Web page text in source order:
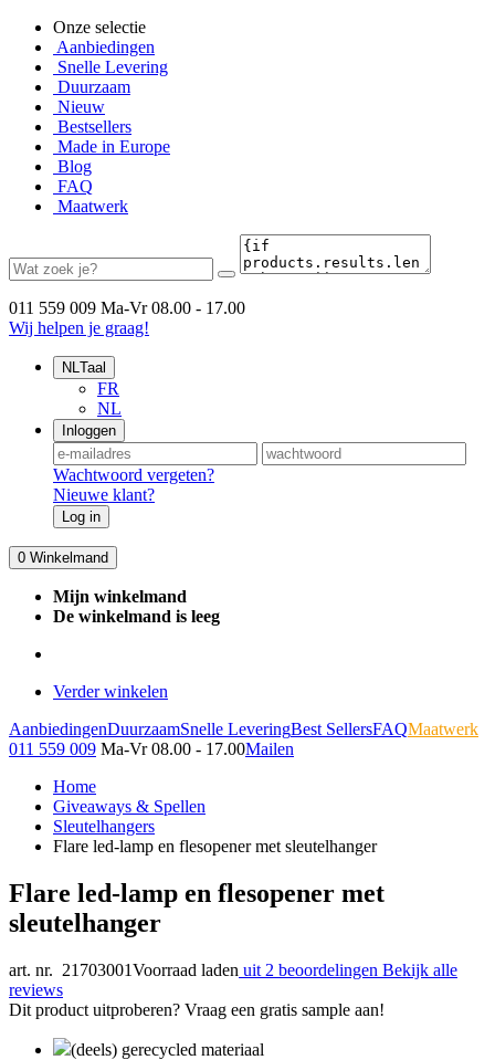
Onze selectie
Aanbiedingen
Snelle Levering
Duurzaam
Nieuw
Bestsellers
Made in Europe
Blog
FAQ
Maatwerk
011 559 009 Ma-Vr 08.00 - 17.00
Wij helpen je graag!
NLTaal
FR
NL
Inloggen
Wachtwoord vergeten?
Nieuwe klant?
Log in
0 Winkelmand
Mijn winkelmand
De winkelmand is leeg
Verder winkelen
AanbiedingenDuurzaamSnelle LeveringBest SellersFAQMaatwerk
011 559 009 Ma-Vr 08.00 - 17.00Mailen
Home
Giveaways & Spellen
Sleutelhangers
Flare led-lamp en flesopener met sleutelhanger
Flare led-lamp en flesopener met
sleutelhanger
art. nr. 21703001Voorraad laden uit 2 beoordelingen Bekijk alle
reviews
Dit product uitproberen? Vraag een gratis sample aan!
(deels) gerecycled materiaal